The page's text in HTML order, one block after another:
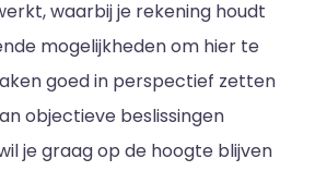
waarbij je rekening houdt
mogelijkheden om hier te
goed in perspectief zetten
objectieve beslissingen
je graag op de hoogte blijven